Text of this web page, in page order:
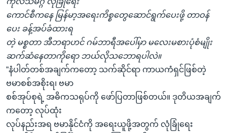
ကောင်စီကနေ မြန်မာ့အရေးကိစ္စတွေဆောင်ရွက်ပေးဖို့ တာဝန်
ပေး ခန့်အပ်ခံထားရ
တဲ့ မစ္စတာ အီဘရာဟင် ဂမ်ဘာရီအပေါ်မှာ မလေးမစားပုံစံမျိုး
ဆက်ဆံနေတာကိုရော ဘယ်လိုသဘောရပါလဲ။
“နံပါတ်တစ်အချက်ကတော့ သက်ဆိုင်ရာ ကာယကံရှင်ဖြစ်တဲ့
ဗမာစစ်အစိုးရ၊ ဗမာ
စစ်အုပ်စုရဲ့ အဓိကသရုပ်ကို ဖော်ပြတာဖြစ်တယ်။ ဒုတိယအချက်
ကတော့ လုပ်ထုံး
လုပ်နည်းအရ ဗမာနိုင်ငံကို အရေးယူဖို့အတွက် လုံခြုံရေး